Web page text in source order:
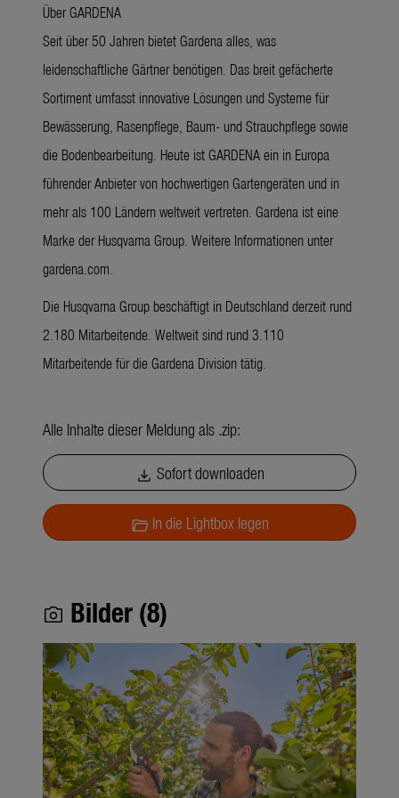
Über GARDENA
Seit über 50 Jahren bietet Gardena alles, was
leidenschaftliche Gärtner benötigen. Das breit gefächerte
Sortiment umfasst innovative Lösungen und Systeme für
Bewässerung, Rasenpflege, Baum- und Strauchpflege sowie
die Bodenbearbeitung. Heute ist GARDENA ein in Europa
führender Anbieter von hochwertigen Gartengeräten und in
mehr als 100 Ländern weltweit vertreten. Gardena ist eine
Marke der Husqvarna Group. Weitere Informationen unter
gardena.com.
Die Husqvarna Group beschäftigt in Deutschland derzeit rund
2.180 Mitarbeitende. Weltweit sind rund 3.110
Mitarbeitende für die Gardena Division tätig.
Alle Inhalte dieser Meldung als .zip:
download Sofort downloaden
folder_openIn die Lightbox legen
photo_camera Bilder (8)